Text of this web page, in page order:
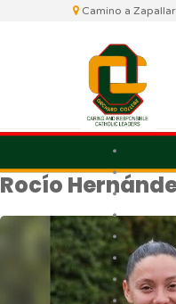
Camino a
Rocío